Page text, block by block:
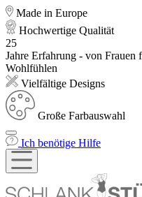
Made in Europe
Hochwertige Qualität
25
Jahre Erfahrung - von Frauen
Wohlfühlen
Vielfältige Designs
Große Farbauswahl
Ich benötige Hilfe